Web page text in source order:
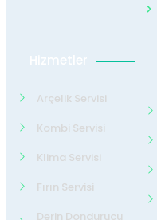
Hizmetler
Arçelik Servisi
Kombi Servisi
Klima Servisi
Fırın Servisi
Derin Dondurucu